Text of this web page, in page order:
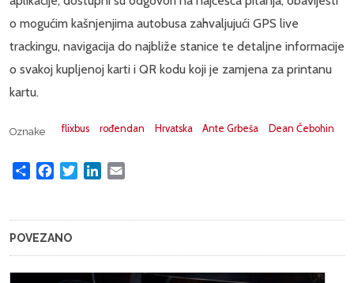
o mogućim kašnjenjima autobusa zahvaljujući GPS live
trackingu, navigacija do najbliže stanice te detaljne informacije
o svakoj kupljenoj karti i QR kodu koji je zamjena za printanu
kartu.
Oznake flixbus rođendan Hrvatska Ante Grbeša Dean Čebohin
Share FacebookTwitterLinkedIn
POVEZANO